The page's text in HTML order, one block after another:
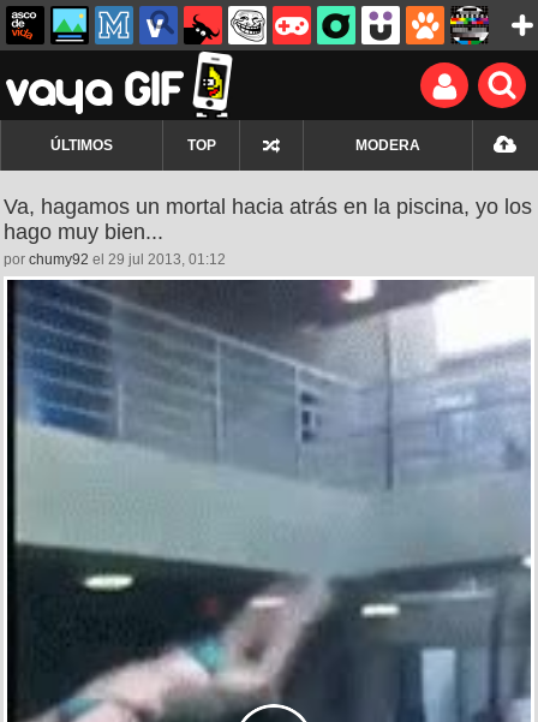
ÚLTIMOS TOP MODERA
Va, hagamos un mortal hacia atrás en la piscina, yo los
hago muy bien...
por chumy92 el 29 jul 2013, 01:12